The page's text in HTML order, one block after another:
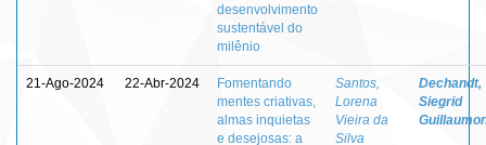
desenvolvimento
sustentável do
milênio
21-Ago-2024 22-Abr-2024
Fomentando
mentes criativas,
almas inquietas
e desejosas: a
Santos,
Lorena
Vieira da
Silva
Dechandt,
Siegrid